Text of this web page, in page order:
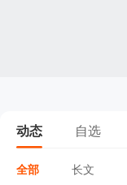
动态 自选
全部 长文